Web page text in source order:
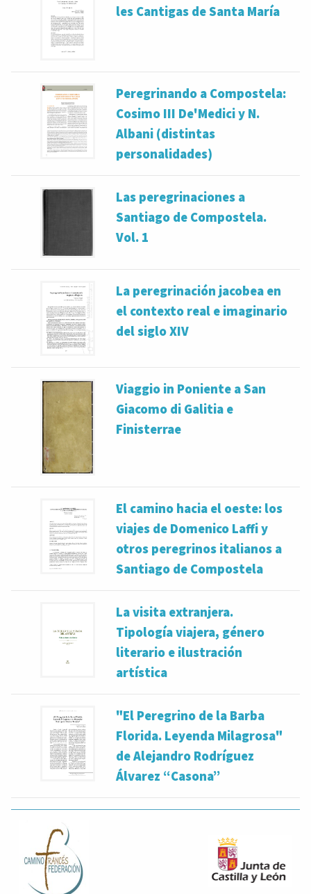
les Cantigas de Santa María
Peregrinando a Compostela:
Cosimo III De'Medici y N.
Albani (distintas
personalidades)
Las peregrinaciones a
Santiago de Compostela.
Vol. 1
La peregrinación jacobea en
el contexto real e imaginario
del siglo XIV
Viaggio in Poniente a San
Giacomo di Galitia e
Finisterrae
El camino hacia el oeste: los
viajes de Domenico Laffi y
otros peregrinos italianos a
Santiago de Compostela
La visita extranjera.
Tipología viajera, género
literario e ilustración
artística
"El Peregrino de la Barba
Florida. Leyenda Milagrosa"
de Alejandro Rodríguez
Álvarez “Casona”